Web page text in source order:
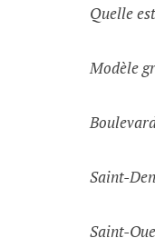
Quelle
Modèle
Saint-
Saint-